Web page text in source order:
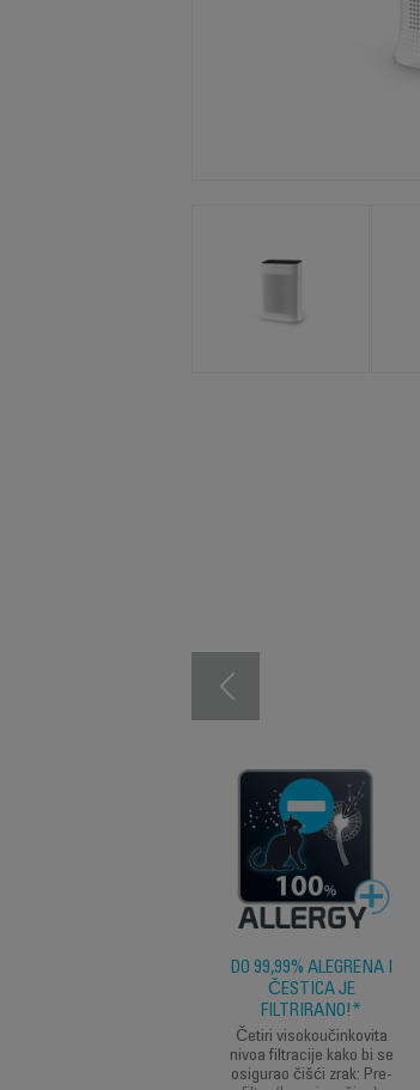
DO 99,99% ALEGRENA I
ČESTICA JE
FILTRIRANO!*
Četiri visokoučinkovita
nivoa filtracije kako bi se
osigurao čišći zrak: Pre-